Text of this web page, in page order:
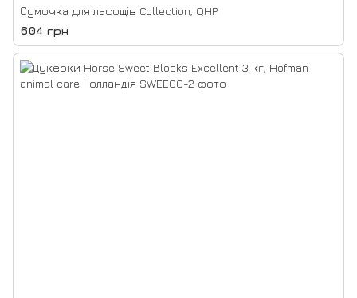
Сумочка для ласощів Collection, QHP
604 грн